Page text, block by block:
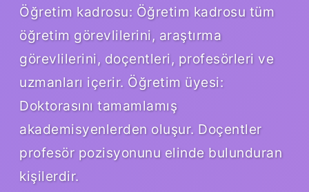
Öğretim kadrosu: Öğretim kadrosu tüm
öğretim görevlilerini, araştırma
görevlilerini, doçentleri, profesörleri ve
uzmanları içerir. Öğretim üyesi:
Doktorasını tamamlamış
akademisyenlerden oluşur. Doçentler
profesör pozisyonunu elinde bulunduran
kişilerdir.